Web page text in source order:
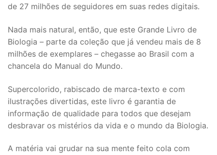
de 27 milhões de seguidores em suas redes digitais.
Nada mais natural, então, que este Grande Livro de
Biologia – parte da coleção que já vendeu mais de 8
milhões de exemplares – chegasse ao Brasil com a
chancela do Manual do Mundo.
Supercolorido, rabiscado de marca-texto e com
ilustrações divertidas, este livro é garantia de
informação de qualidade para todos que desejam
desbravar os mistérios da vida e o mundo da Biologia.
A matéria vai grudar na sua mente feito cola com